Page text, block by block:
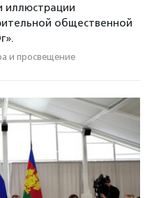
иллюстрации
общественной
и просвещение